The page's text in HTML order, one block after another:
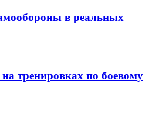
в реальных
тренировках по боевому